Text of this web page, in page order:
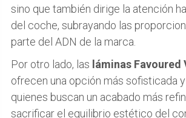
sino que también dirige la atención
del coche, subrayando las
parte del ADN de la marca.
Por otro lado, las láminas
ofrecen una opción más sofisticada
quienes buscan un acabado más
sacrificar el equilibrio estético del